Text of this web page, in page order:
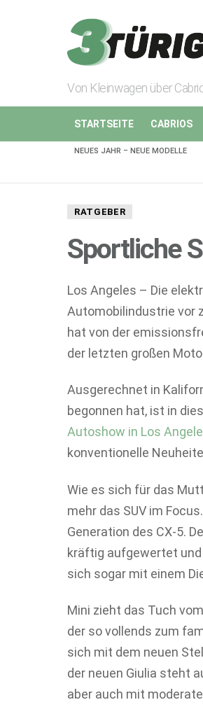
Von Kleinwagen über
STARTSEITE CABRIOS
AKTUELLES
NEUES JAHR – NEUE MODELLE
RATGEBER
Sportliche
Los Angeles – Die
Automobilindustrie vor
hat von der
der letzten großen
Ausgerechnet in
begonnen hat, ist in
Autoshow in Los
konventionelle
Wie es sich für das
mehr das SUV im
Generation des CX-5.
kräftig aufgewertet
sich sogar mit einem
Mini zieht das Tuch
der so vollends zum
sich mit dem neuen
der neuen Giulia steht
aber auch mit